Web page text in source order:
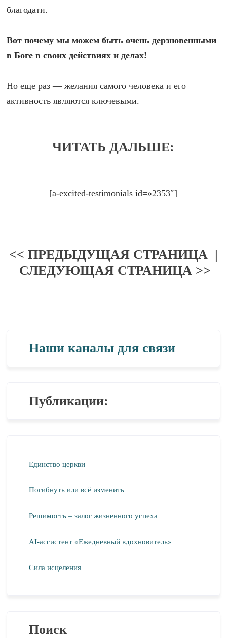
благодати.
Вот почему мы можем быть очень дерзновенными
в Боге в своих действиях и делах!
Но еще раз — желания самого человека и его
активность являются ключевыми.
ЧИТАТЬ ДАЛЬШЕ:
[a-excited-testimonials id=»2353″]
<< ПРЕДЫДУЩАЯ СТРАНИЦА|
СЛЕДУЮЩАЯ СТРАНИЦА >>
Наши каналы для связи
Публикации:
Единство церкви
Погибнуть или всё изменить
Решимость – залог жизненного успеха
AI-ассистент «Ежедневный вдохновитель»
Сила исцеления
Поиск